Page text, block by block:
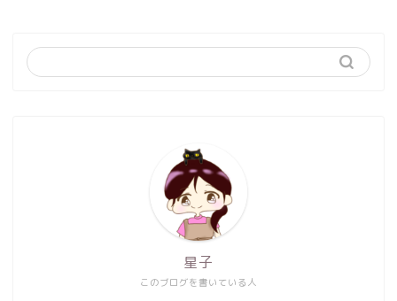
このブログを書いている人
星子